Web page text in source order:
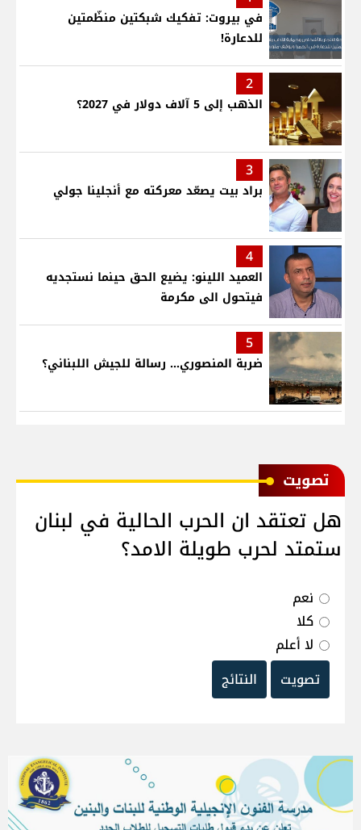
في بيروت: تفكيك شبكتين منظّمتين
للدعارة!
2
الذهب إلى 5 آلاف دولار في 2027؟
3
براد بيت يصعّد معركته مع أنجلينا جولي
4
العميد اللينو: يضيع الحق حينما نستجديه
فيتحول الى مكرمة
5
ضربة المنصوري... رسالة للجيش اللبناني؟
ﺗﺼﻮﻳﺖ
هل تعتقد ان الحرب الحالية في لبنان
ستمتد لحرب طويلة الامد؟
نعم
كلا
لا أعلم
تصويت
النتائج